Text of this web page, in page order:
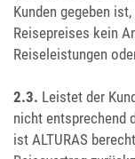
Kunden gegeben
Reisepreises kein
Reiseleistungen
2.3. Leistet der
nicht entsprechend
ist ALTURAS